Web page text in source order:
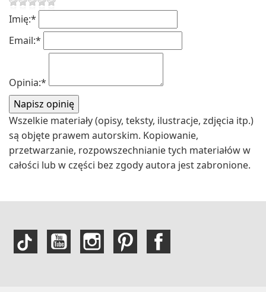
Imię:*
Email:*
Opinia:*
Wszelkie materiały (opisy, teksty, ilustracje, zdjęcia itp.)
są objęte prawem autorskim. Kopiowanie,
przetwarzanie, rozpowszechnianie tych materiałów w
całości lub w części bez zgody autora jest zabronione.